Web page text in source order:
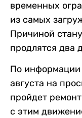
временных
из самых
Причиной
продлятся два
По информации
августа на
пройдет
с этим